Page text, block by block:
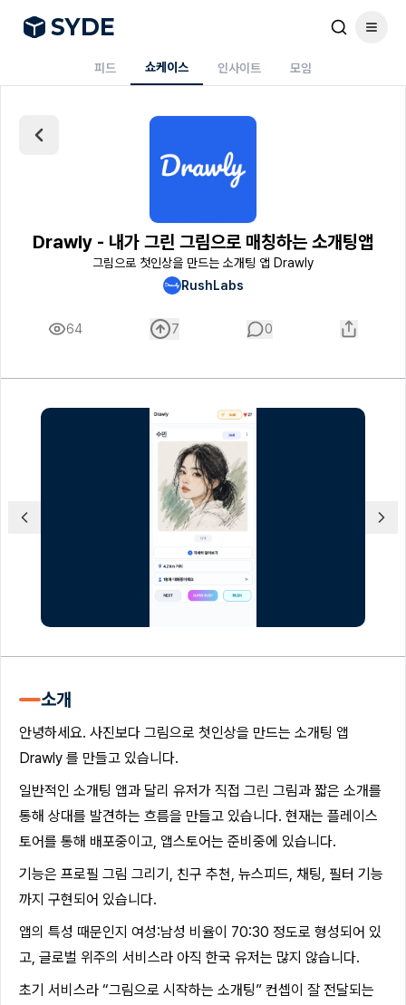
SYDE
피드 쇼케이스 인사이트 모임
Drawly - 내가 그린 그림으로 매칭하는 소개팅앱
그림으로 첫인상을 만드는 소개팅 앱 Drawly
RushLabs
64 7 0
소개
안녕하세요. 사진보다 그림으로 첫인상을 만드는 소개팅 앱
Drawly 를 만들고 있습니다.
일반적인 소개팅 앱과 달리 유저가 직접 그린 그림과 짧은 소개를
통해 상대를 발견하는 흐름을 만들고 있습니다. 현재는 플레이스
토어를 통해 배포중이고, 앱스토어는 준비중에 있습니다.
기능은 프로필 그림 그리기, 친구 추천, 뉴스피드, 채팅, 필터 기능
까지 구현되어 있습니다.
앱의 특성 때문인지 여성:남성 비율이 70:30 정도로 형성되어 있
고, 글로벌 위주의 서비스라 아직 한국 유저는 많지 않습니다.
초기 서비스라 “그림으로 시작하는 소개팅” 컨셉이 잘 전달되는